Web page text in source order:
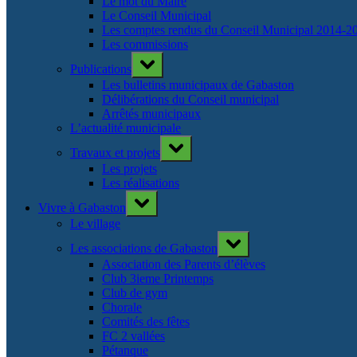
Le Conseil Municipal
Les comptes rendus du Conseil Municipal 2014-
Les commissions
Publications
Toggle
sub-
menu
Les bulletins municipaux de Gabaston
Délibérations du Conseil municipal
Arrêtés municipaux
L’actualité municipale
Travaux et projets
Toggle
sub-
Les projets
Les réalisations
Vivre à Gabaston
Toggle
sub-
Le village
Les associations de Gabaston
Toggle
sub-
menu
Association des Parents d’élèves
Club 3ieme Printemps
Club de gym
Chorale
Comités des fêtes
FC 2 vallées
Pétanque